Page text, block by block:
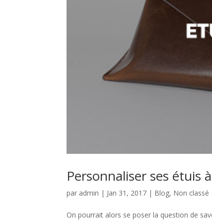
Personnaliser ses
par admin | Jan 31, 2017 | Blog, Non classé
On pourrait alors se poser la question de